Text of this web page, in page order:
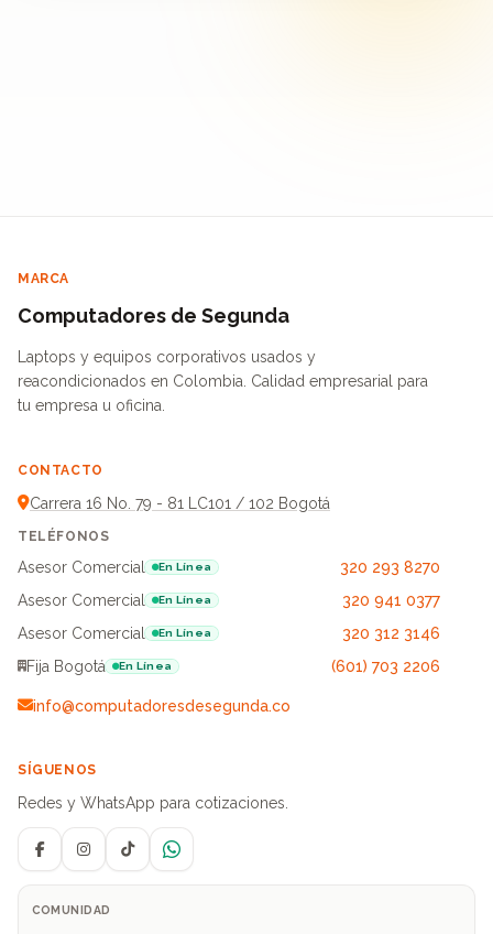
MARCA
Computadores de Segunda
Laptops y equipos corporativos usados y
reacondicionados en Colombia. Calidad empresarial para
tu empresa u oficina.
CONTACTO
Carrera 16 No. 79 - 81 LC101 / 102 Bogotá
TELÉFONOS
Asesor Comercial En Línea
320 293 8270
Asesor Comercial
En Línea
320 941 0377
Asesor Comercial
En Línea
320 312 3146
Fija Bogotá
En Línea (601) 703 2206
info@computadoresdesegunda.co
SÍGUENOS
Redes y WhatsApp para cotizaciones.
FacebookInstagramTikTokWhatsApp
COMUNIDAD